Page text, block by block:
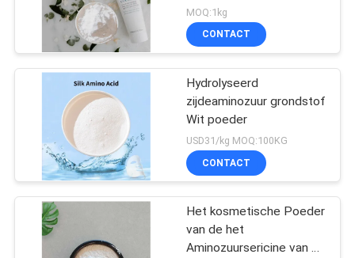
Haarveredelingsmiddel
MOQ:1kg
CONTACT
Hydrolyseerd
zijdeaminozuur grondstof
Wit poeder
USD31/kg MOQ:100KG
CONTACT
Het kosmetische Poeder
van de het
Aminozuursericine van de